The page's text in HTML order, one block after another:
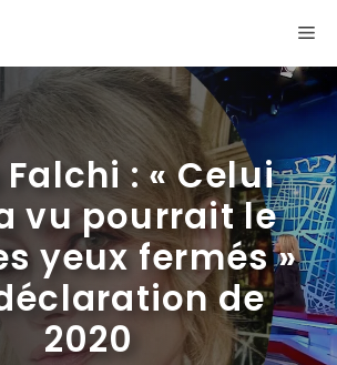
: « Celui
vu pourrait le
yeux fermés »
de
2020